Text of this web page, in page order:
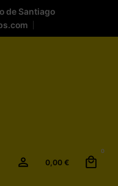
de Santiago
0,00 €
0